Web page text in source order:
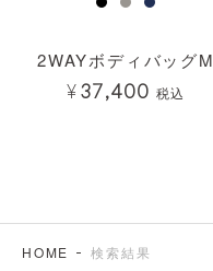
2WAYボディバッグM
¥37,400 税込
HOME 検索結果